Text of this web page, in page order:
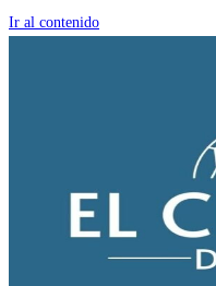
Ir al contenido